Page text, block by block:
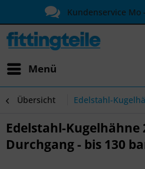
Kundenservice Mo
Menü
Übersicht Edelstahl-
Edelstahl-Kugelhähne
Durchgang - bis 130